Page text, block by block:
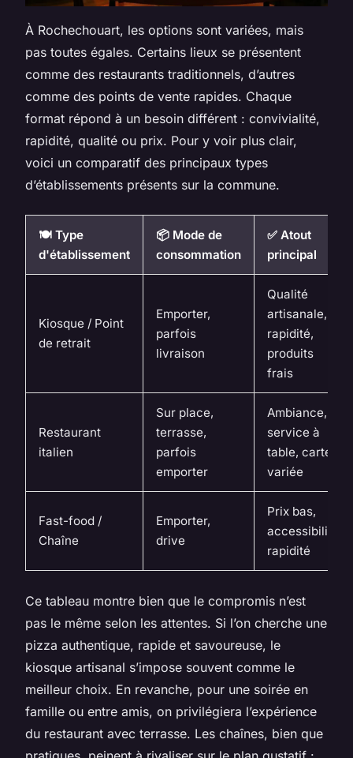
À Rochechouart, les options sont variées, mais
pas toutes égales. Certains lieux se présentent
comme des restaurants traditionnels, d’autres
comme des points de vente rapides. Chaque
format répond à un besoin différent : convivialité,
rapidité, qualité ou prix. Pour y voir plus clair,
voici un comparatif des principaux types
d’établissements présents sur la commune.
🍽️ Type
d'établissement
📦 Mode de
consommation
✅ Atout
principal
Kiosque / Point
de retrait
Emporter,
parfois
livraison
Qualité
artisanale,
rapidité,
produits
frais
Restaurant
italien
Sur place,
terrasse,
parfois
emporter
Ambiance,
service à
table, carte
variée
Fast-food /
Chaîne
Emporter,
drive
Prix bas,
accessibilité,
rapidité
Ce tableau montre bien que le compromis n’est
pas le même selon les attentes. Si l’on cherche une
pizza authentique, rapide et savoureuse, le
kiosque artisanal s’impose souvent comme le
meilleur choix. En revanche, pour une soirée en
famille ou entre amis, on privilégiera l’expérience
du restaurant avec terrasse. Les chaînes, bien que